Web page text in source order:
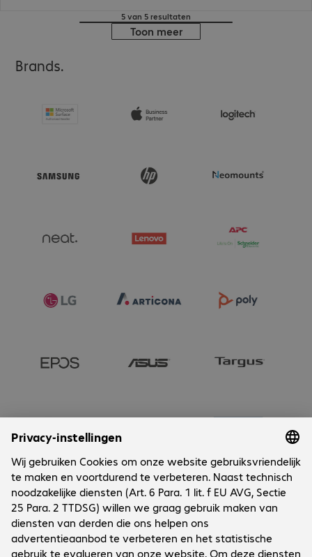
5 van 5 resultaten
Toon meer
Brands.
Onderneming